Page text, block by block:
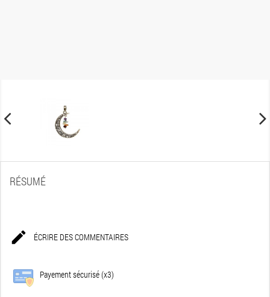
RÉSUMÉ
 ÉCRIRE DES COMMENTAIRES
Payement sécurisé (x3)